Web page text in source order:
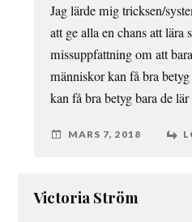
Jag lärde mig tricksen/
att ge alla en chans att lära
missuppfattning om att
människor kan få bra
kan få bra betyg bara de
MARS 7, 2018
Victoria Ström